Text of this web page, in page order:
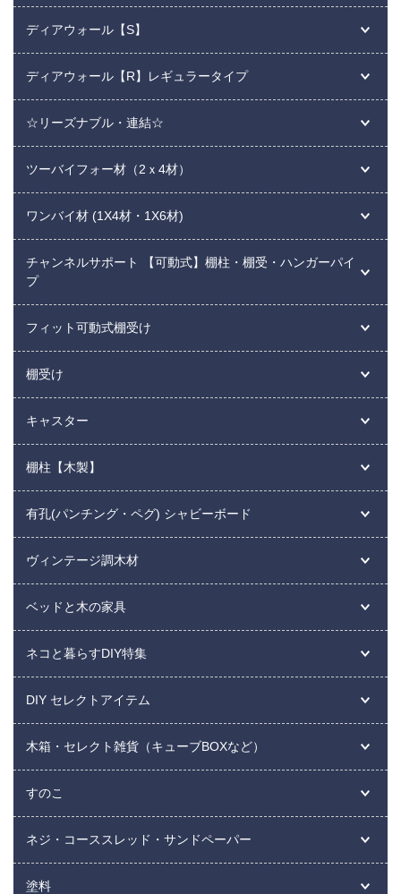
ディアウォール【S】
ディアウォール【R】レギュラータイプ
☆リーズナブル・連結☆
ツーバイフォー材（2ｘ4材）
ワンバイ材 (1X4材・1X6材)
チャンネルサポート 【可動式】棚柱・棚受・ハンガーパイ
プ
フィット可動式棚受け
棚受け
キャスター
棚柱【木製】
有孔(パンチング・ペグ) シャビーボード
ヴィンテージ調木材
ベッドと木の家具
ネコと暮らすDIY特集
DIY セレクトアイテム
木箱・セレクト雑貨（キューブBOXなど）
すのこ
ネジ・コーススレッド・サンドペーパー
塗料